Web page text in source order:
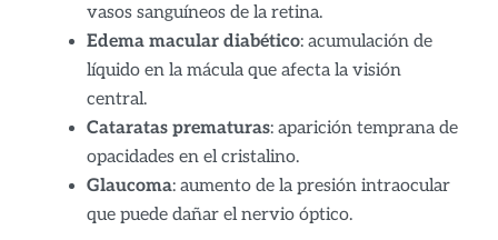
vasos sanguíneos de la retina.
Edema macular diabético: acumulación de
líquido en la mácula que afecta la visión
central.
Cataratas prematuras: aparición temprana de
opacidades en el cristalino.
Glaucoma: aumento de la presión intraocular
que puede dañar el nervio óptico.